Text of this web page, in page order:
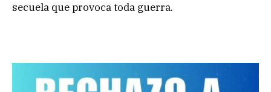
secuela que provoca toda guerra.